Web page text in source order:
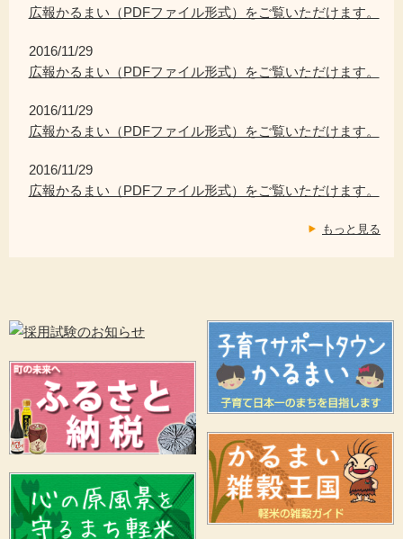
広報かるまい（PDFファイル形式）をご覧いただけます。
2016/11/29
広報かるまい（PDFファイル形式）をご覧いただけます。
2016/11/29
広報かるまい（PDFファイル形式）をご覧いただけます。
2016/11/29
広報かるまい（PDFファイル形式）をご覧いただけます。
もっと見る